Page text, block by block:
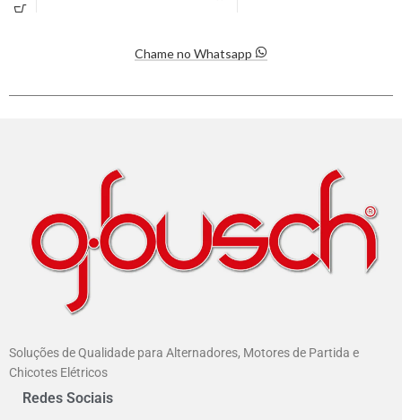
Chame no Whatsapp
Soluções de Qualidade para Alternadores, Motores de Partida e
Chicotes Elétricos
Redes Sociais